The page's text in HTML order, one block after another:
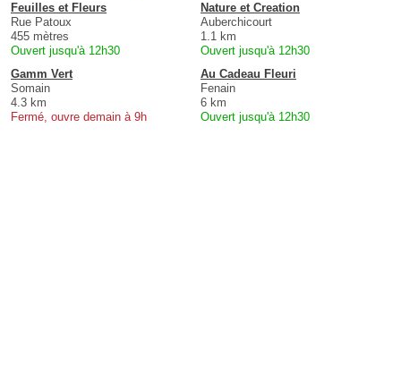
Feuilles et Fleurs
Rue Patoux
455 mètres
Ouvert jusqu'à 12h30
Nature et Creation
Auberchicourt
1.1 km
Ouvert jusqu'à 12h30
Gamm Vert
Somain
4.3 km
Fermé, ouvre demain à 9h
Au Cadeau Fleuri
Fenain
6 km
Ouvert jusqu'à 12h30